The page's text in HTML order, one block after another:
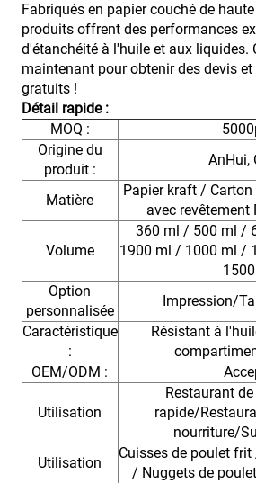
Fabriqués en papier couché de
produits offrent des performances
d'étanchéité à l'huile et aux liquides.
maintenant pour obtenir des devis
gratuits !
Détail rapide :
MOQ :
Origine du
produit :
AnHui,
Matière
Papier kraft /
avec revêtement
Volume
360 ml / 500 ml /
1900 ml / 1000 ml /
Option
personnalisée
Impression/
Caractéristique
:
Résistant à
OEM/ODM :
Utilisation
Restaurant
rapide/
nourriture/
Utilisation
Cuisses de poulet
/ Nuggets de